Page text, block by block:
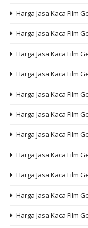
Harga Jasa Kaca Film
Harga Jasa Kaca Film
Harga Jasa Kaca Film
Harga Jasa Kaca Film
Harga Jasa Kaca Film
Harga Jasa Kaca Film
Harga Jasa Kaca Film
Harga Jasa Kaca Film
Harga Jasa Kaca Film
Harga Jasa Kaca Film
Harga Jasa Kaca Film